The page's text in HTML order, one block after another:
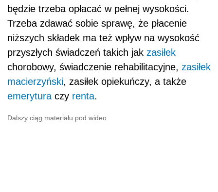
będzie trzeba opłacać w pełnej wysokości.
Trzeba zdawać sobie sprawę, że płacenie
niższych składek ma też wpływ na wysokość
przyszłych świadczeń takich jak zasiłek
chorobowy, świadczenie rehabilitacyjne, zasiłek
macierzyński, zasiłek opiekuńczy, a także
emerytura czy renta.
Dalszy ciąg materiału pod wideo